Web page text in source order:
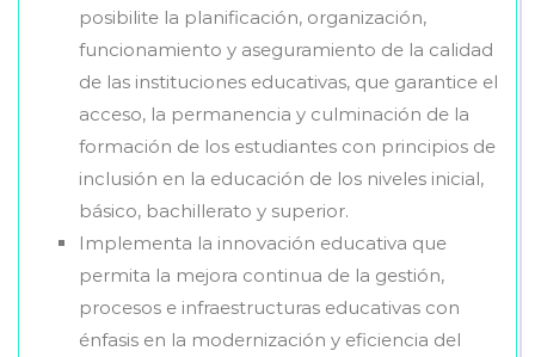
posibilite la planificación, organización,
funcionamiento y aseguramiento de la calidad
de las instituciones educativas, que garantice el
acceso, la permanencia y culminación de la
formación de los estudiantes con principios de
inclusión en la educación de los niveles inicial,
básico, bachillerato y superior.
Implementa la innovación educativa que
permita la mejora continua de la gestión,
procesos e infraestructuras educativas con
énfasis en la modernización y eficiencia del